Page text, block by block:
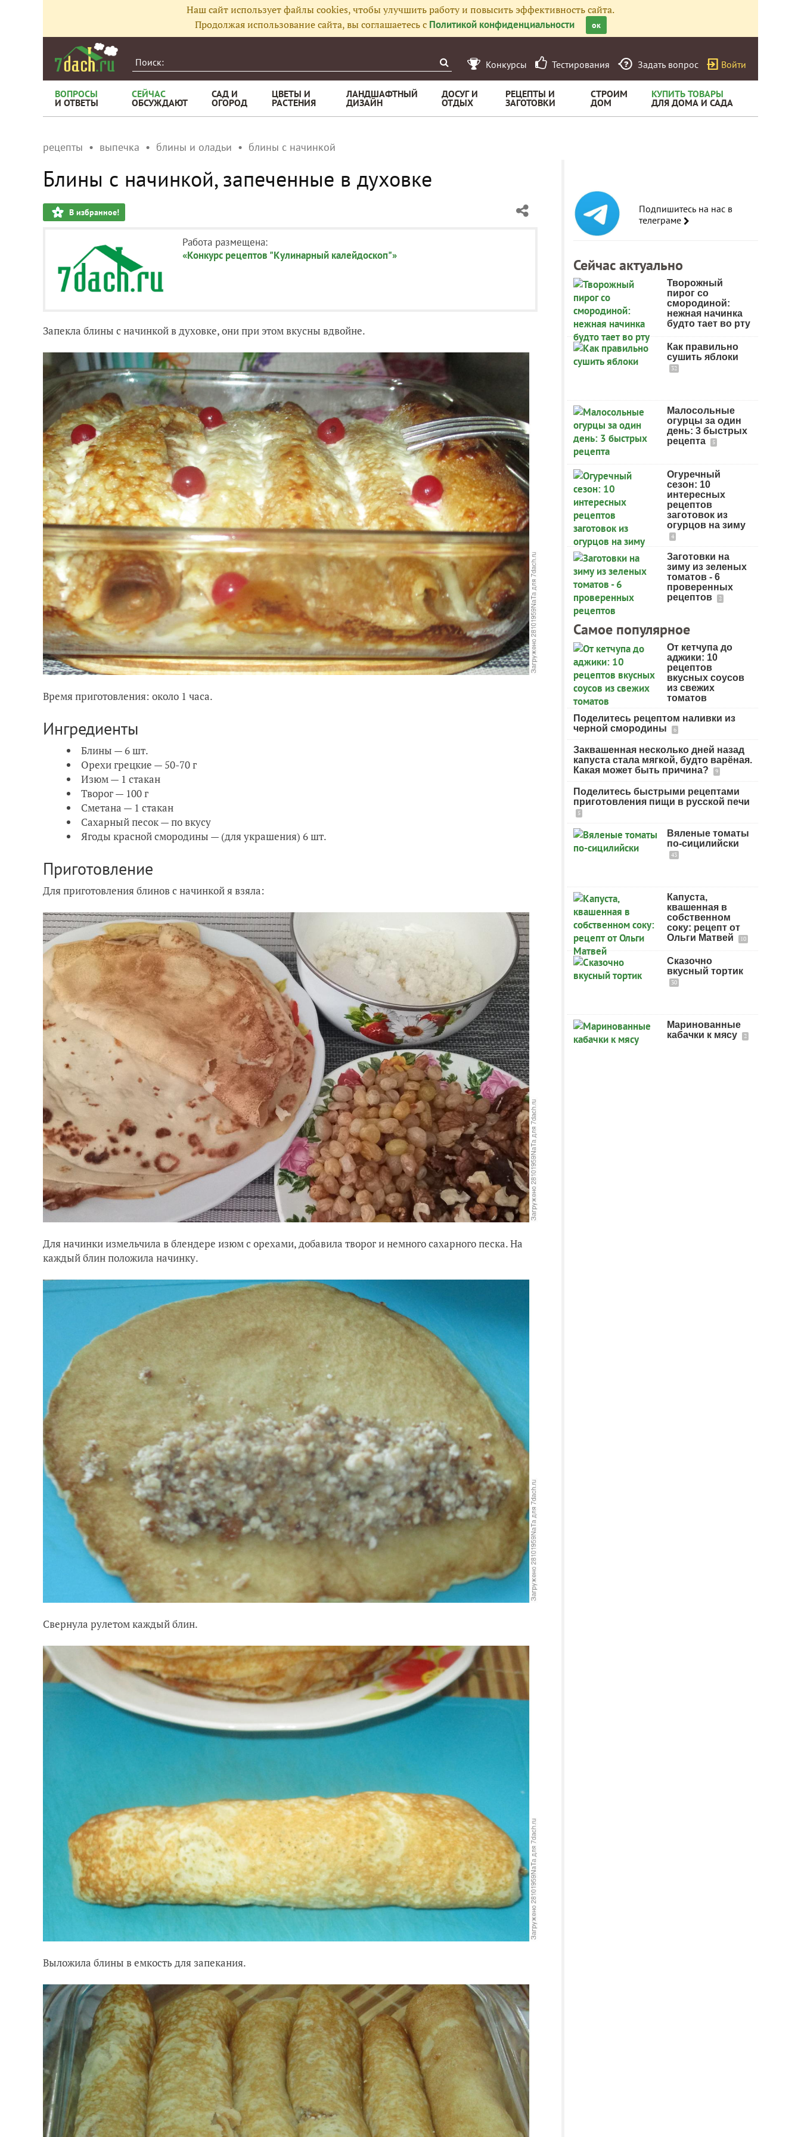
Наш сайт использует файлы cookies, чтобы улучшить работу и повысить эффективность сайта.
Продолжая использование сайта, вы соглашаетесь с Политикой конфиденциальности ок
Конкурсы Тестирования Задать вопрос Войти
ВОПРОСЫ
И ОТВЕТЫ
СЕЙЧАС
ОБСУЖДАЮТ
САД И
ОГОРОД
ЦВЕТЫ И
РАСТЕНИЯ
ЛАНДШАФТНЫЙ
ДИЗАЙН
ДОСУГ И
ОТДЫХ
РЕЦЕПТЫ И
ЗАГОТОВКИ
СТРОИМ
ДОМ
КУПИТЬ ТОВАРЫ
ДЛЯ ДОМА И САДА
рецепты выпечка блины и оладьи блины с начинкой
Блины с начинкой, запеченные в духовке
В избранное!
Работа размещена:
«Конкурс рецептов "Кулинарный калейдоскоп"»
Запекла блины с начинкой в духовке, они при этом вкусны вдвойне.
Время приготовления: около 1 часа.
Ингредиенты
Блины — 6 шт.
Орехи грецкие — 50-70 г
Изюм — 1 стакан
Творог — 100 г
Сметана — 1 стакан
Сахарный песок — по вкусу
Ягоды красной смородины — (для украшения) 6 шт.
Приготовление
Для приготовления блинов с начинкой я взяла:
Для начинки измельчила в блендере изюм с орехами, добавила творог и немного сахарного песка. На
каждый блин положила начинку.
Свернула рулетом каждый блин.
Выложила блины в емкость для запекания.
Подпишитесь на нас в
телеграме
Сейчас актуально
Творожный
пирог со
смородиной:
нежная начинка
будто тает во рту
Как правильно
сушить яблоки
32
Малосольные
огурцы за один
день: 3 быстрых
рецепта
5
Огуречный
сезон: 10
интересных
рецептов
заготовок из
огурцов на зиму
4
Заготовки на
зиму из зеленых
томатов - 6
проверенных
рецептов
2
Самое популярное
От кетчупа до
аджики: 10
рецептов
вкусных соусов
из свежих
томатов
Поделитесь рецептом наливки из
черной смородины
6
Заквашенная несколько дней назад
капуста стала мягкой, будто варёная.
Какая может быть причина?
9
Поделитесь быстрыми рецептами
приготовления пищи в русской печи
5
Вяленые томаты
по-сицилийски
43
Капуста,
квашенная в
собственном
соку: рецепт от
Ольги Матвей
10
Сказочно
вкусный тортик
30
Маринованные
кабачки к мясу
2